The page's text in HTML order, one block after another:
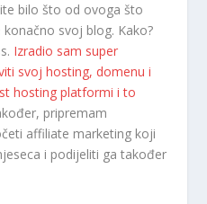
bilo što od ovoga što
svoj blog. Kako?
Izradio sam super
svoj hosting, domenu i
hosting platformi i to
pripremam
affiliate marketing koji
i podijeliti ga također